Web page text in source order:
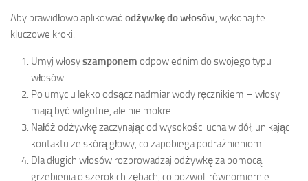
Aby prawidłowo aplikować odżywkę do włosów , wykonaj te
kluczowe kroki:
Umyj włosyszamponem odpowiednim do swojego typu
włosów.
Po umyciu lekko odsącz nadmiar wody ręcznikiem – włosy
mają być wilgotne, ale nie mokre.
Nałóż odżywkę zaczynając od wysokości ucha w dół, unikając
kontaktu ze skórą głowy, co zapobiega podrażnieniom.
Dla długich włosów rozprowadzaj odżywkę za pomocą
grzebienia o szerokich zębach, co pozwoli równomiernie